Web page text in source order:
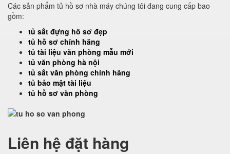
Các sản phẩm tủ hồ sơ nhà máy chúng tôi đang cung cấp bao
gồm:
tủ sắt đựng hồ sơ đẹp
tủ hồ sơ chính hãng
tủ tài liệu văn phòng mẫu mới
tủ văn phòng hà nội
tủ sắt văn phòng chính hãng
tủ bảo mật tài liệu
tủ hồ sơ văn phòng
Liên hệ đặt hàng